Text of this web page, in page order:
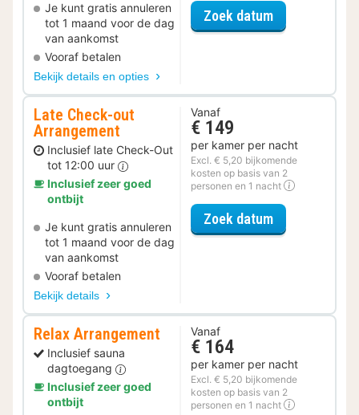
Je kunt gratis annuleren
tot 1 maand voor de dag
van aankomst
Vooraf betalen
Bekijk details en opties
Zoek datumvoor Diner
Late Check-out
Arrangement
Inclusief late Check-Out
tot 12:00 uur
Inclusief zeer goed
ontbijt
Je kunt gratis annuleren
tot 1 maand voor de dag
van aankomst
Vooraf betalen
Bekijk details
Vanaf
€ 149
per kamer per nacht
Excl. € 5,20 bijkomende
kosten op basis van 2
personen en 1 nacht
Zoek datumvoor Late
Relax Arrangement
Inclusief sauna
dagtoegang
Inclusief zeer goed
ontbijt
Vanaf
€ 164
per kamer per nacht
Excl. € 5,20 bijkomende
kosten op basis van 2
personen en 1 nacht